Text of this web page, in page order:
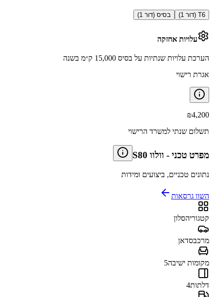
T6 (דור 1) בסיס (דור 1)
עלויות אחזקה
הערכת עלויות שנתיות על בסיס 15,000 ק״מ בשנה
אגרת רישוי
₪4,200
תשלום שנתי למשרד הרישוי
מפרט טכני - וולוו S80
נתונים טכניים, ביצועים ומידות
השוו גרסאות
קטגוריהסלון
מרכבסדאן
מקומות ישיבה5
דלתות4